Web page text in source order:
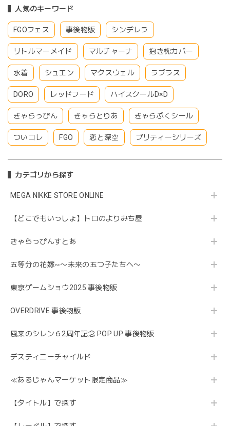
人気のキーワード
FGOフェス 事後物販 シンデレラ
リトルマーメイド マルチャーナ 抱き枕カバー
水着 シュエン マクスウェル ラプラス
DORO レッドフード ハイスクールD×D
きゃらっぴん きゃらとりあ きゃらぷくシール
ついコレ FGO 恋と深空 プリティーシリーズ
カテゴリから探す
MEGA NIKKE STORE ONLINE
【どこでもいっしょ】トロのよりみち屋
きゃらっぴんすとあ
五等分の花嫁∽〜未来の五つ子たちへ〜
東京ゲームショウ2025 事後物販
OVERDRIVE 事後物販
風来のシレン６2周年記念 POP UP 事後物販
デスティニーチャイルド
≪あるじゃんマーケット限定商品≫
【タイトル】で探す